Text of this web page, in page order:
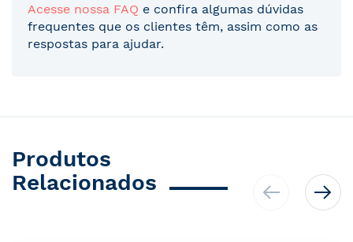
Acesse nossa FAQ e confira algumas dúvidas
frequentes que os clientes têm, assim como as
respostas para ajudar.
Produtos
Relacionados